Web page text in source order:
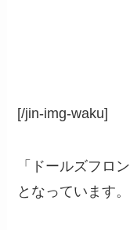
[/jin-img-waku]
「ドールズフロ
となっています。